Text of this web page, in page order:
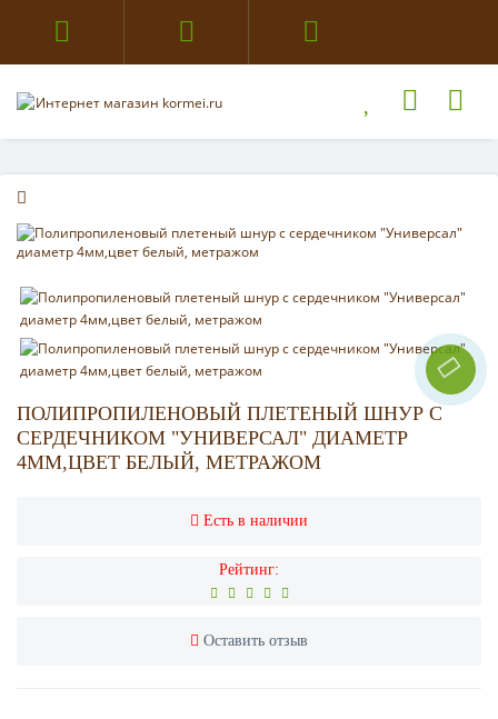
ПОЛИПРОПИЛЕНОВЫЙ ПЛЕТЕНЫЙ ШНУР С
СЕРДЕЧНИКОМ "УНИВЕРСАЛ" ДИАМЕТР
4ММ,ЦВЕТ БЕЛЫЙ, МЕТРАЖОМ
Есть в наличии
Рейтинг:
Оставить отзыв